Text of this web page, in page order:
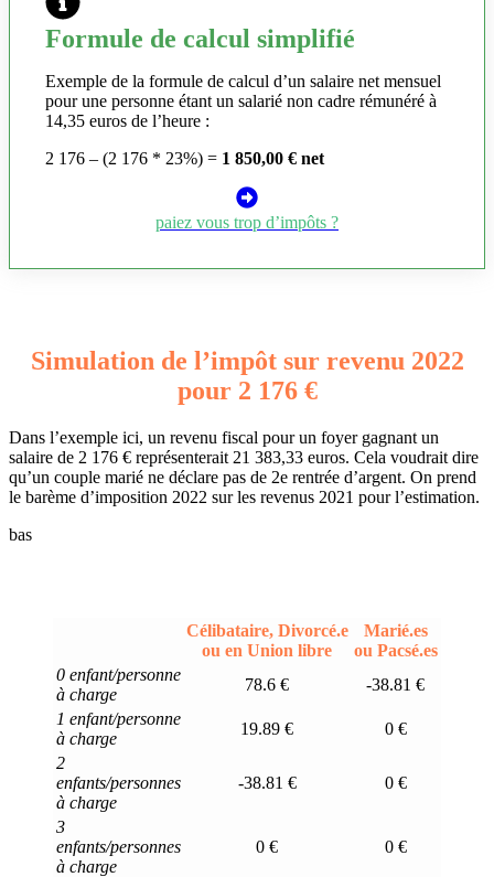
Formule de calcul simplifié
Exemple de la formule de calcul d’un salaire net mensuel
pour une personne étant un salarié non cadre rémunéré à
14,35 euros de l’heure :
2 176 – (2 176 * 23%) = 1 850,00 € net
paiez vous trop d’impôts ?
Simulation de l’impôt sur revenu 2022
pour 2 176 €
Dans l’exemple ici, un revenu fiscal pour un foyer gagnant un
salaire de 2 176 € représenterait 21 383,33 euros. Cela voudrait dire
qu’un couple marié ne déclare pas de 2e rentrée d’argent. On prend
le barème d’imposition 2022 sur les revenus 2021 pour l’estimation.
bas
Célibataire, Divorcé.e
ou en Union libre
Marié.es
ou Pacsé.es
0 enfant/personne
à charge
78.6 €
-38.81 €
1 enfant/personne
à charge
19.89 €
0 €
2
enfants/personnes
à charge
-38.81 € 0 €
3
enfants/personnes
à charge
0 € 0 €